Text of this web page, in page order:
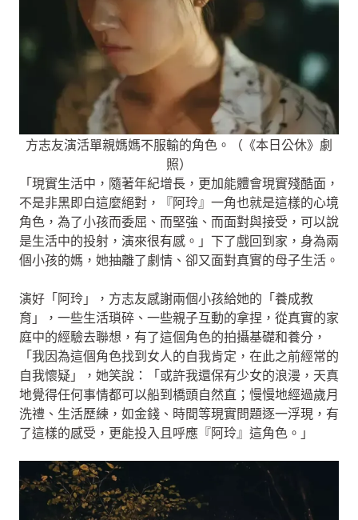
方志友演活單親媽媽不服輸的角色。（《本日公休》劇
照）
「現實生活中，隨著年紀增長，更加能體會現實殘酷面，
不是非黑即白這麼絕對，『阿玲』一角也就是這樣的心境
角色，為了小孩而委屈、而堅強、而面對與接受，可以說
是生活中的投射，演來很有感。」下了戲回到家，身為兩
個小孩的媽，她抽離了劇情、卻又面對真實的母子生活。
演好「阿玲」，方志友感謝兩個小孩給她的「養成教
育」，一些生活瑣碎、一些親子互動的拿捏，從真實的家
庭中的經驗去聯想，有了這個角色的拍攝基礎和養分，
「我因為這個角色找到女人的自我肯定，在此之前經常的
自我懷疑」，她笑說：「或許我還保有少女的浪漫，天真
地覺得任何事情都可以船到橋頭自然直；慢慢地經過歲月
洗禮、生活歷練，如金錢、時間等現實問題逐一浮現，有
了這樣的感受，更能投入且呼應『阿玲』這角色。」